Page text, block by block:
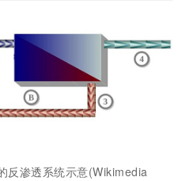
反渗透系统示意(Wikimedia